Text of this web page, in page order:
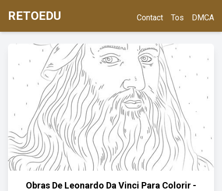
RETOEDU Contact Tos DMCA
Obras De Leonardo Da Vinci Para Colorir -